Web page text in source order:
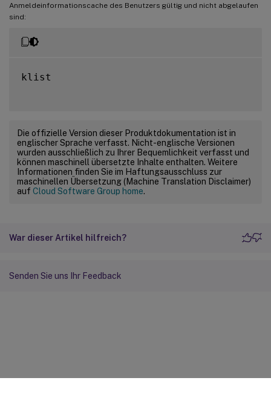
Anmeldeinformationscache des Benutzers gültig und nicht abgelaufen
sind:
klist
Die offizielle Version dieser Produktdokumentation ist in
englischer Sprache verfasst. Nicht-englische Versionen
wurden ausschließlich zu Ihrer Bequemlichkeit verfasst und
können maschinell übersetzte Inhalte enthalten. Weitere
Informationen finden Sie im Haftungsausschluss zur
maschinellen Übersetzung (Machine Translation Disclaimer)
auf Cloud Software Group home.
War dieser Artikel hilfreich?
Senden Sie uns Ihr Feedback